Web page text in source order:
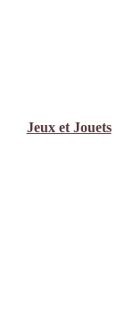
Jeux et Jouets